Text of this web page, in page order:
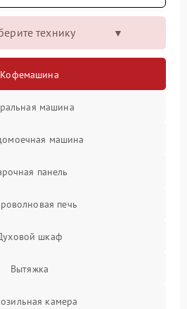
технику
Кофемашина
машина
машина
панель
печь
шкаф
Вытяжка
камера